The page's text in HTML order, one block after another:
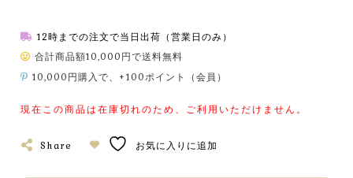
12時までの注文で当日出荷（営業日のみ）
合計商品額10,000円で送料無料
10,000円購入で、+100ポイント（会員）
現在この商品は在庫切れのため、ご利用いただけません。
Share お気に入りに追加